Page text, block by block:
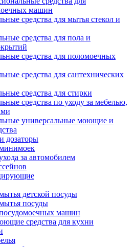
машин
средства для мытья стекол и
средства для пола и
средства для поломоечных
средства для сантехнических
средства для стирки
средства по уходу за мебелью,
универсальные моющие и
дозаторы
за автомобилем
детской посуды
посуды
машин
средства для кухни